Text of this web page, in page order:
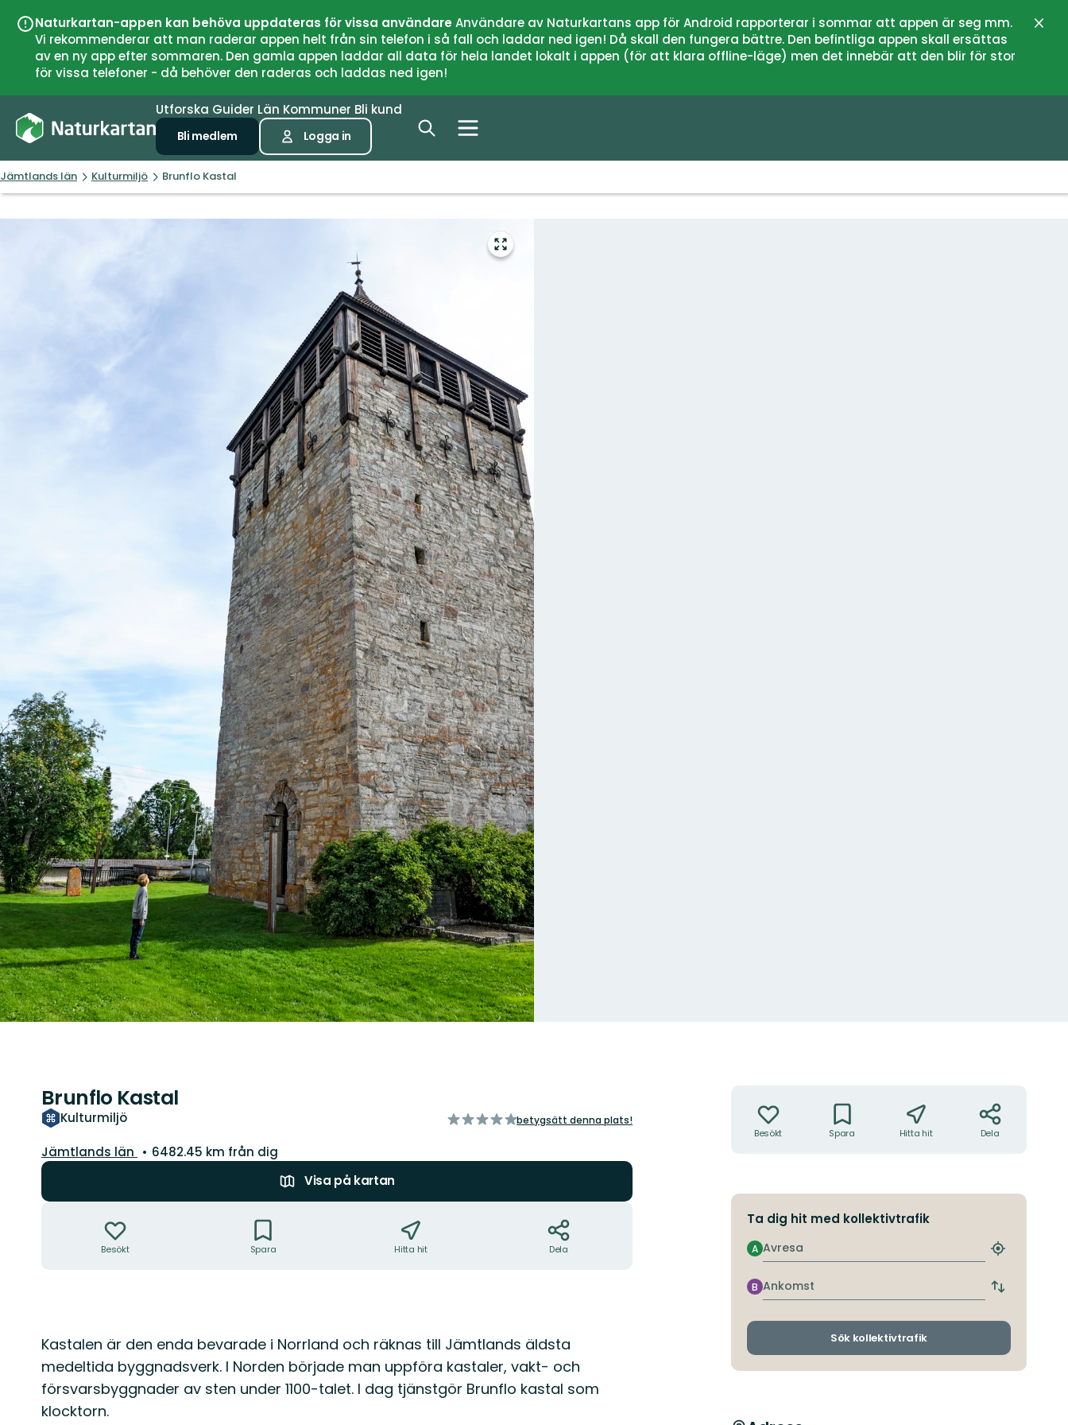
Naturkartan-appen kan behöva uppdateras för vissa användareAnvändare av Naturkartans app för Android rapporterar i sommar att appen är seg mm.
Vi rekommenderar att man raderar appen helt från sin telefon i så fall och laddar ned igen! Då skall den fungera bättre. Den befintliga appen skall ersättas
av en ny app efter sommaren. Den gamla appen laddar all data för hela landet lokalt i appen (för att klara offline-läge) men det innebär att den blir för stor
för vissa telefoner - då behöver den raderas och laddas ned igen!
Utforska Guider Län Kommuner Bli kund
Bli medlem Logga in
Jämtlands län Kulturmiljö Brunflo Kastal
Gå
till
Brunflo Kastal
Kulturmiljö
av
betygsätt denna plats!
Län:
Jämtlands län
6482.45 km från dig
Visa på kartan
Besökt Spara Hitta hit Dela
Beskrivning
Kastalen är den enda bevarade i Norrland och räknas till Jämtlands äldsta
medeltida byggnadsverk. I Norden började man uppföra kastaler, vakt- och
försvarsbyggnader av sten under 1100-talet. I dag tjänstgör Brunflo kastal som
klocktorn.
Besökt Spara Hitta hit Dela
Ta dig hit med kollektivtrafik
Avresa
A
Hitta
hållplats
Ankomst
B
Byt
och
Sök kollektivtrafik